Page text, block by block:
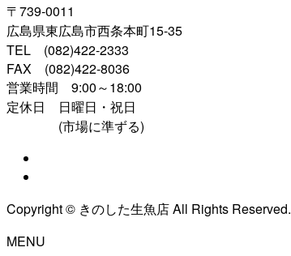
〒739-0011
広島県東広島市西条本町15-35
TEL (082)422-2333
FAX (082)422-8036
営業時間 9:00～18:00
定休日 日曜日・祝日
(市場に準ずる)
Copyright © きのした生魚店 All Rights Reserved.
MENU